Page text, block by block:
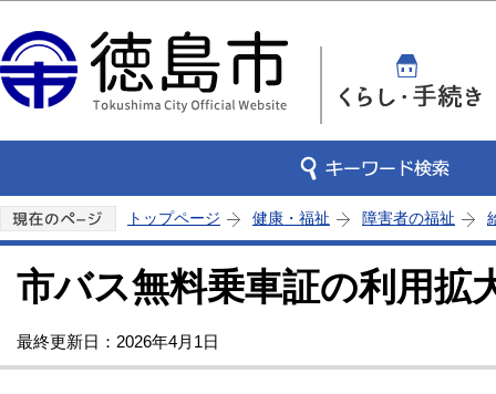
トップページ 健康・福祉 障害者の福祉
市バス無料乗車証の利用拡
最終更新日：2026年4月1日